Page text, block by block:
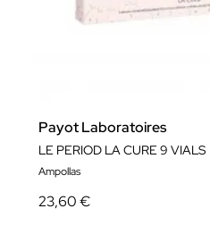
Payot Laboratoires
LE PERIOD LA CURE 9 VIALS
Ampollas
23,60 €